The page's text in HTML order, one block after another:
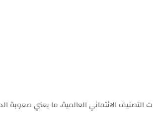
الائتماني العالمية، ما يعني صعوبة